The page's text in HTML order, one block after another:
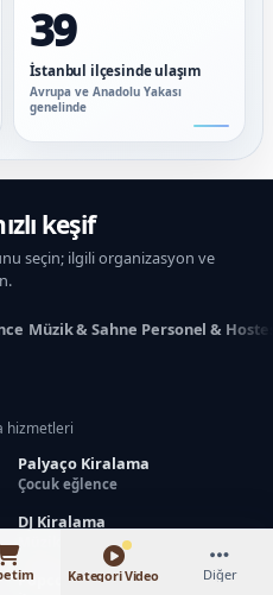
39
İstanbul ilçesinde ulaşım
Avrupa ve Anadolu Yakası
genelinde
keşif
seçin; ilgili organizasyon ve
Müzik & Sahne Personel &
hizmetleri
Palyaço Kiralama
Çocuk eğlence
DJ Kiralama
Müzik
Popcorn Arabası
Kategori Video Diğer